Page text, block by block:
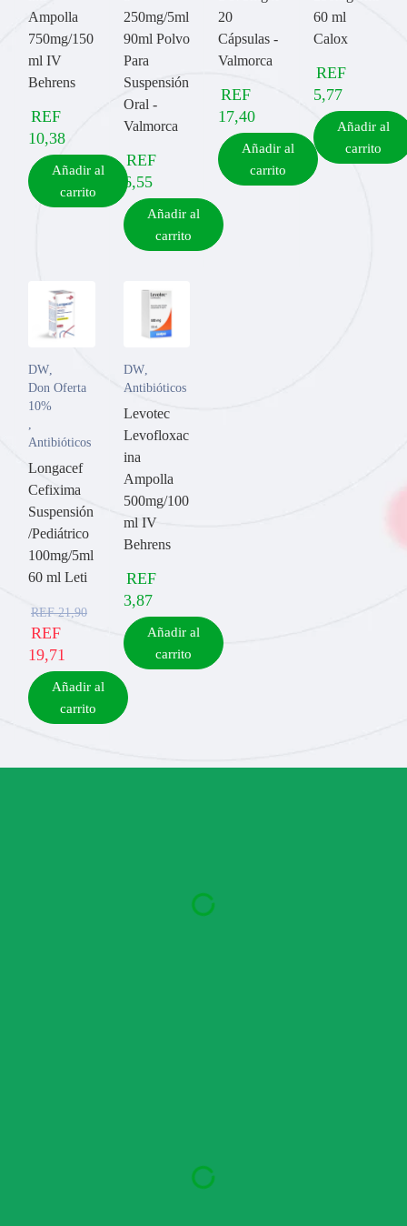
Ampolla
750mg/150
ml IV
Behrens
REF
10,38
Añadir al
carrito
250mg/5ml
90ml Polvo
Para
Suspensión
Oral -
Valmorca
REF
6,55
Añadir al
carrito
20
Cápsulas -
Valmorca
REF
17,40
Añadir al
carrito
60 ml
Calox
REF
5,77
Añadir al
carrito
DW,
Don Oferta
10%
,
Antibióticos
Longacef
Cefixima
Suspensión
/Pediátrico
100mg/5ml
60 ml Leti
REF21,90
REF
19,71
Añadir al
carrito
DW,
Antibióticos
Levotec
Levofloxac
ina
Ampolla
500mg/100
ml IV
Behrens
REF
3,87
Añadir al
carrito